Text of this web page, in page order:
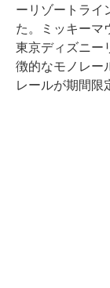
ーリゾートライ
た。ミッキーマ
東京ディズニー
徴的なモノレー
レールが期間限